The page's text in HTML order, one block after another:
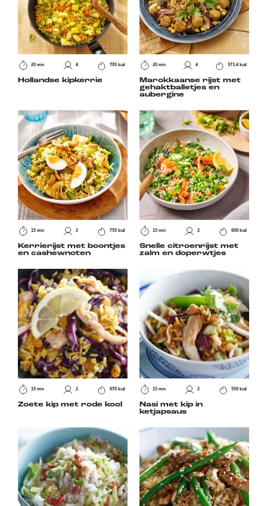
20 min 4 705 kcal
Hollandse kipkerrie
20 min 4 573,4 kcal
Marokkaanse rijst met
gehaktballetjes en
aubergine
15 min 2 755 kcal
Kerrierijst met boontjes
en cashewnoten
15 min 2 600 kcal
Snelle citroenrijst met
zalm en doperwtjes
15 min 2 670 kcal
Zoete kip met rode kool
15 min 2 550 kcal
Nasi met kip in
ketjapsaus